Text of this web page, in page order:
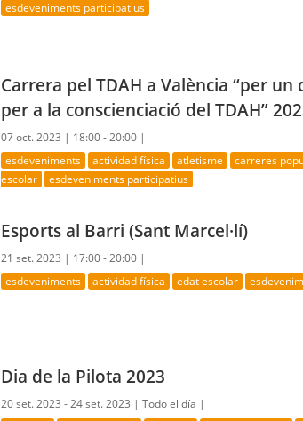
esdeveniments participatius
Carrera pel TDAH a València “per un
per a la conscienciació del TDAH”
07 oct. 2023 | 18:00 - 20:00 |
esdeveniments actividad física atletisme carreres
escolar
esdeveniments participatius
Esports al Barri (Sant Marcel·lí)
21 set. 2023 | 17:00 - 20:00 |
esdeveniments actividad física edat escolar
Dia de la Pilota 2023
20 set. 2023 - 24 set. 2023 |Todo el día |